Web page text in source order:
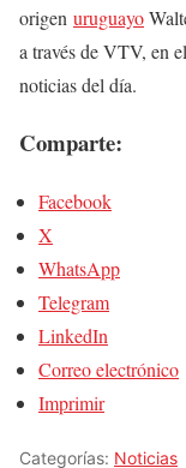
origen uruguayo
a través de VTV, en
noticias del día.
Comparte:
Facebook
X
WhatsApp
Telegram
LinkedIn
Correo electrónico
Imprimir
Categorías: Noticias